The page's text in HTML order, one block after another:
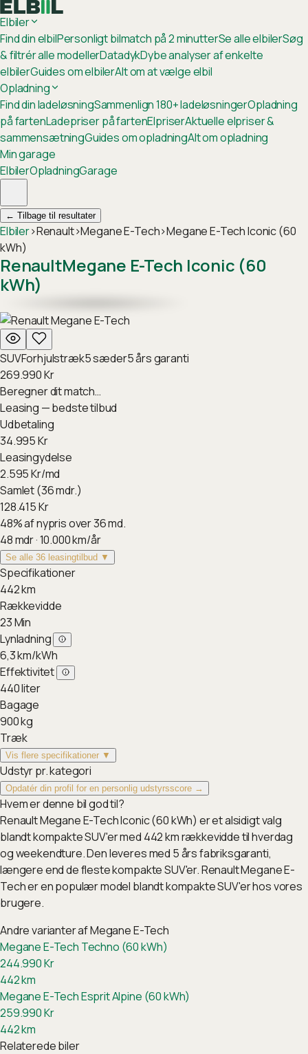
Elbiler
Find din elbilPersonligt bilmatch på 2 minutterSe alle elbilerSøg
& filtrér alle modellerDatadykDybe analyser af enkelte
elbilerGuides om elbilerAlt om at vælge elbil
Opladning
Find din ladeløsningSammenlign 180+ ladeløsningerOpladning
på fartenLadepriser på fartenElpriserAktuelle elpriser &
sammensætningGuides om opladningAlt om opladning
Min garage
ElbilerOpladningGarage
← Tilbage til resultater
Elbiler›Renault›Megane E-Tech›Megane E-Tech Iconic (60
kWh)
RenaultMegane E-Tech Iconic (60
kWh)
SUVForhjulstræk5sæder5års garanti
269.990Kr
Beregner dit match…
Leasing — bedste tilbud
Udbetaling
34.995Kr
Leasingydelse
2.595Kr/md
Samlet (36 mdr.)
128.415Kr
48%af nypris over 36 md.
48mdr ·10.000km/år
Se alle 36 leasingtilbud ▼
Specifikationer
442km
Rækkevidde
23Min
Lynladning
6,3km/kWh
Effektivitet
440liter
Bagage
900kg
Træk
Vis flere specifikationer ▼
Udstyr pr. kategori
Opdatér din profil for en personlig udstyrsscore →
Hvem er denne bil god til?
Renault Megane E-Tech Iconic (60 kWh) er et alsidigt valg
blandt kompakte SUV'er med 442 km rækkevidde til hverdag
og weekendture. Den leveres med 5 års fabriksgaranti,
længere end de fleste kompakte SUV'er. Renault Megane E-
Tech er en populær model blandt kompakte SUV'er hos vores
brugere.
Andre varianter afMegane E-Tech
Megane E-Tech Techno (60 kWh)
244.990Kr
442km
Megane E-Tech Esprit Alpine (60 kWh)
259.990Kr
442km
Relaterede biler